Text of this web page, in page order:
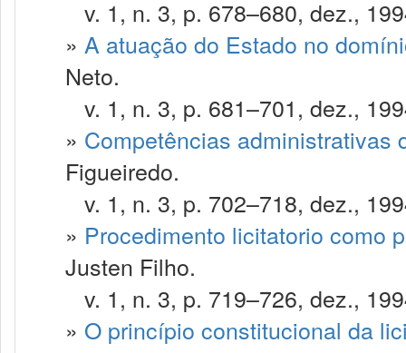
v. 1, n. 3, p. 678–680, dez.,
» A atuação do Estado no
Neto.
v. 1, n. 3, p. 681–701, dez.,
» Competências administrativas
Figueiredo.
v. 1, n. 3, p. 702–718, dez.,
» Procedimento licitatorio como
Justen Filho.
v. 1, n. 3, p. 719–726, dez.,
» O princípio constitucional da